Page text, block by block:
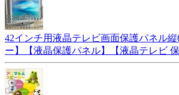
42インチ用液晶テレビ画面保護パネル
ー】【液晶保護パネル】【液晶テレビ 保